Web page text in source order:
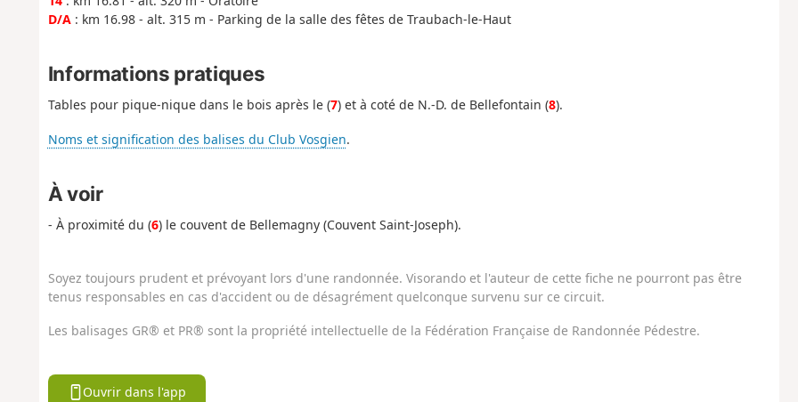
D/A: km 16.98 - alt. 315 m - Parking de la salle des fêtes de Traubach-le-Haut
Informations pratiques
Tables pour pique-nique dans le bois après le (7) et à coté de N.-D. de Bellefontain (8).
Noms et signification des balises du Club Vosgien.
À voir
- À proximité du (6) le couvent de Bellemagny (Couvent Saint-Joseph).
Soyez toujours prudent et prévoyant lors d'une randonnée. Visorando et l'auteur de cette fiche ne pourront pas être
tenus responsables en cas d'accident ou de désagrément quelconque survenu sur ce circuit.
Les balisages GR® et PR® sont la propriété intellectuelle de la Fédération Française de Randonnée Pédestre.
Ouvrir dans l'app